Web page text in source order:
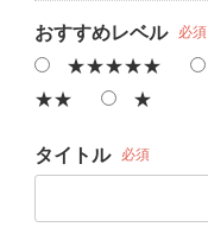
おすすめレベル 必須
★★★★★
★★
★
タイトル 必須